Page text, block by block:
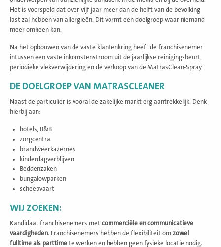
Het is voorspeld dat over vijf jaar meer dan de helft van de bevolking
last zal hebben van allergieën. Dit vormt een doelgroep waar niemand
meer omheen kan.
Na het opbouwen van de vaste klantenkring heeft de franchisenemer
intussen een vaste inkomstenstroom uit de jaarlijkse reinigingsbeurt,
periodieke vlekverwijdering en de verkoop van de MatrasClean-Spray.
DE DOELGROEP VAN MATRASCLEANER
Naast de particulier is vooral de zakelijke markt erg aantrekkelijk. Denk
hierbij aan:
hotels, B&B
zorgcentra
brandweerkazernes
kinderdagverblijven
Beddenzaken
bungalowparken
scheepvaart
WIJ ZOEKEN:
Kandidaat franchisenemers met commerciële en communicatieve
vaardigheden. Franchisenemers hebben de flexibiliteit om zowel
fulltime als parttime te werken en hebben geen fysieke locatie nodig.